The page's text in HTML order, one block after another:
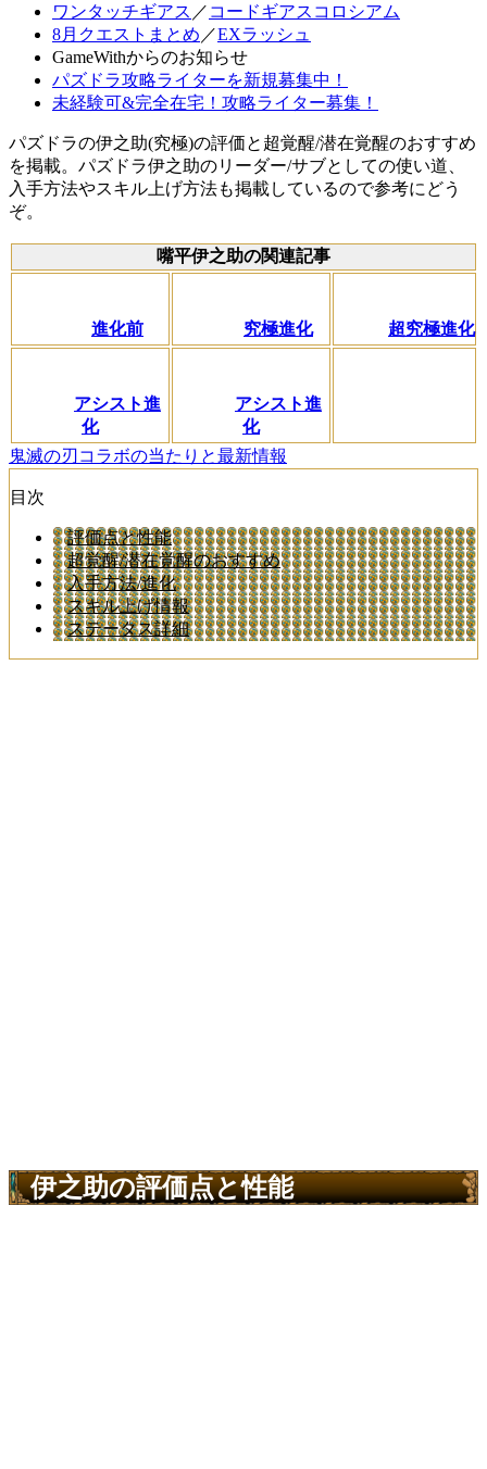
ワンタッチギアス ／ コードギアスコロシアム
8月クエストまとめ ／EXラッシュ
GameWithからのお知らせ
パズドラ攻略ライターを新規募集中！
未経験可&完全在宅！攻略ライター募集！
パズドラの伊之助(究極)の評価と超覚醒/潜在覚醒のおすすめ
を掲載。パズドラ伊之助のリーダー/サブとしての使い道、
入手方法やスキル上げ方法も掲載しているので参考にどう
ぞ。
嘴平伊之助の関連記事
進化前 究極進化 超究極進化
アシスト進
化
アシスト進
化
鬼滅の刃コラボの当たりと最新情報
目次
評価点と性能
超覚醒/潜在覚醒のおすすめ
入手方法/進化
スキル上げ情報
ステータス詳細
伊之助の評価点と性能